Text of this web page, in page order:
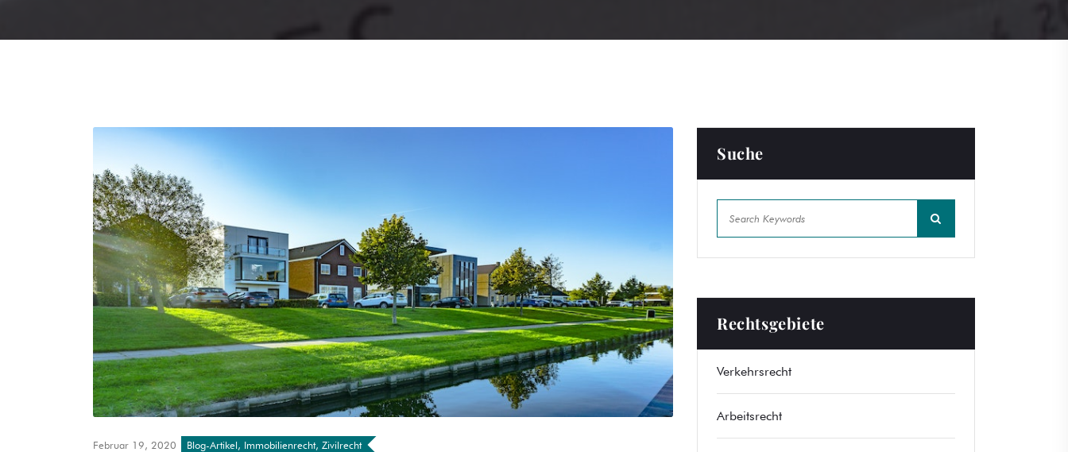
Februar 19, 2020 Blog-Artikel, Immobilienrecht, Zivilrecht
Suche
Rechtsgebiete
Verkehrsrecht
Arbeitsrecht